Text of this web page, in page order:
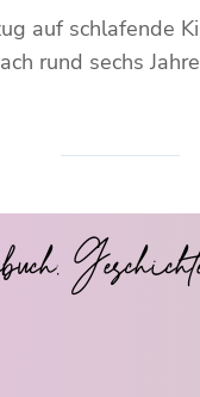
auf schlafende
rund sechs